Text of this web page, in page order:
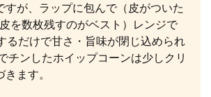
すが、ラップに包んで（皮がついた
を数枚残すのがベスト）レンジで
るだけで甘さ・旨味が閉じ込められ
チンしたホイップコーンは少しクリ
ます。